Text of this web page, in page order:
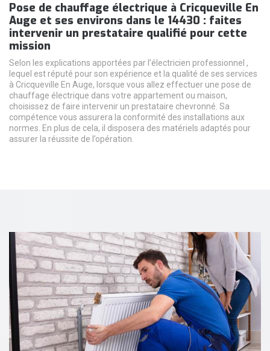
Pose de chauffage électrique à Cricqueville En
Auge et ses environs dans le 14430 : faites
intervenir un prestataire qualifié pour cette
mission
Selon les explications apportées par l’électricien professionnel ,
lequel est réputé pour son expérience et la qualité de ses services
à Cricqueville En Auge, lorsque vous allez effectuer une pose de
chauffage électrique dans votre appartement ou maison,
choisissez de faire intervenir un prestataire chevronné. Sa
compétence vous assurera la conformité des installations aux
normes. En plus de cela, il disposera des matériels adaptés pour
assurer la réussite de l’opération.